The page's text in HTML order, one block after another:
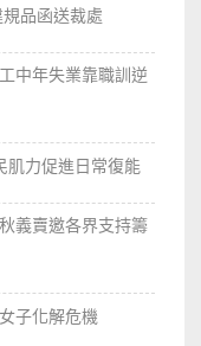
品函送裁處
中年失業靠職訓逆
肌力促進日常復能
義賣邀各界支持籌
子化解危機